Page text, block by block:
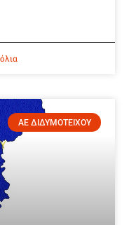
ΑΕ ΔΙΔΥΜΟΤΕΙΧΟΥ